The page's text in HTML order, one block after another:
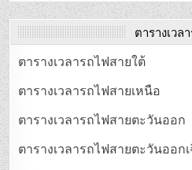
ตารางเวล
ตารางเวลารถไฟสายใต้
ตารางเวลารถไฟสายเหนือ
ตารางเวลารถไฟสายตะวันออก
ตารางเวลารถไฟสายตะวันออก